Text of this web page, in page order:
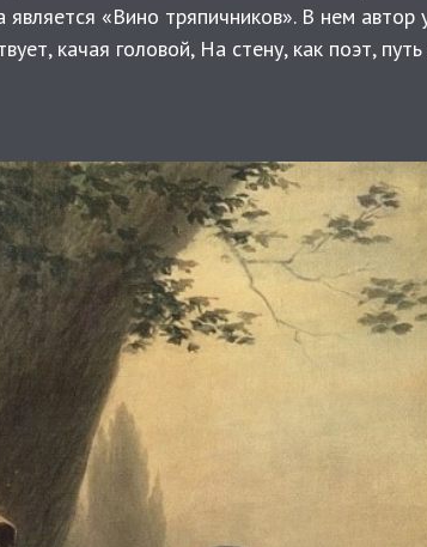
«Вино тряпичников». В нем автор
качая головой, На стену, как поэт,